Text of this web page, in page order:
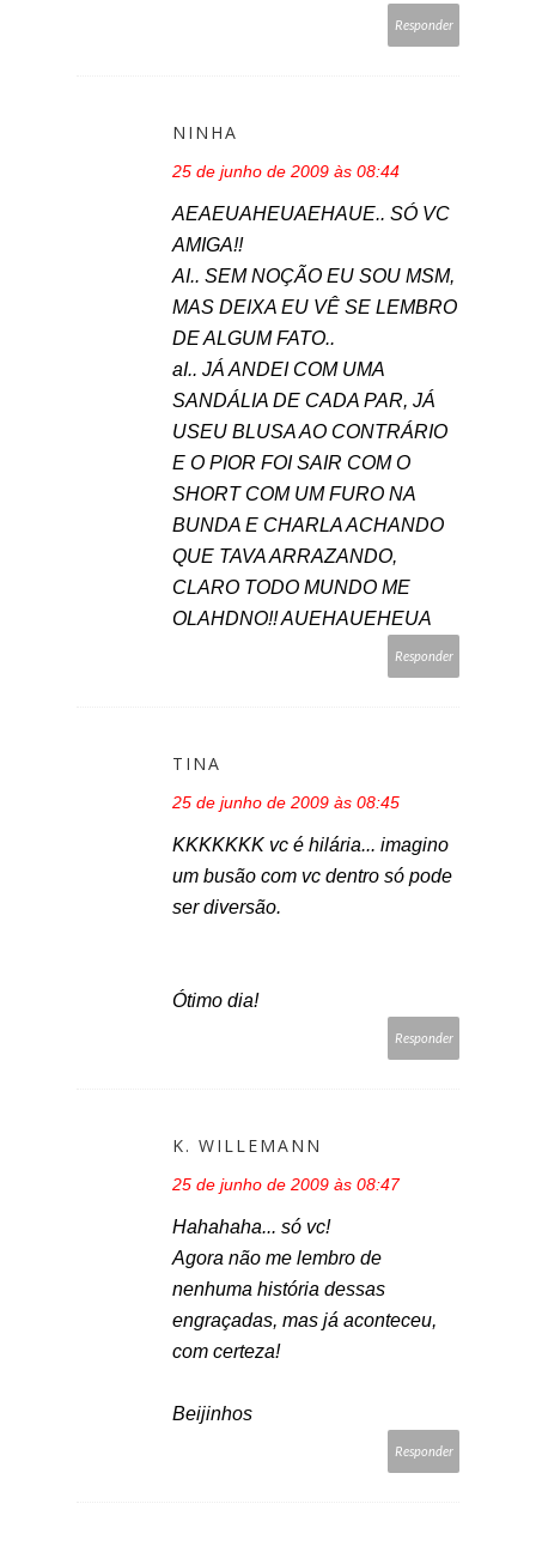
Responder
NINHA
25 de junho de 2009 às 08:44
AEAEUAHEUAEHAUE.. SÓ VC
AMIGA!!
AI.. SEM NOÇÃO EU SOU MSM,
MAS DEIXA EU VÊ SE LEMBRO
DE ALGUM FATO..
aI.. JÁ ANDEI COM UMA
SANDÁLIA DE CADA PAR, JÁ
USEU BLUSA AO CONTRÁRIO
E O PIOR FOI SAIR COM O
SHORT COM UM FURO NA
BUNDA E CHARLA ACHANDO
QUE TAVA ARRAZANDO,
CLARO TODO MUNDO ME
OLAHDNO!! AUEHAUEHEUA
Responder
TINA
25 de junho de 2009 às 08:45
KKKKKKK vc é hilária... imagino
um busão com vc dentro só pode
ser diversão.
Ótimo dia!
Responder
K. WILLEMANN
25 de junho de 2009 às 08:47
Hahahaha... só vc!
Agora não me lembro de
nenhuma história dessas
engraçadas, mas já aconteceu,
com certeza!
Beijinhos
Responder